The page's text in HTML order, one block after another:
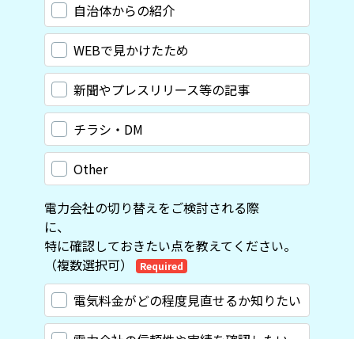
自治体からの紹介
WEBで見かけたため
新聞やプレスリリース等の記事​
チラシ・DM
Other
電力会社の切り替えをご検討される際
に、
特に確認しておきたい点を教えてください。
（複数選択可）
Required
電気料金がどの程度見直せるか知りたい